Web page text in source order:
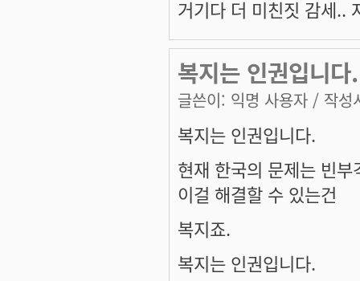
거기다 더 미친짓 감세..
복지는 인권입니
글쓴이: 익명 사용자 / 작성
복지는 인권입니다.
현재 한국의 문제는 빈
이걸 해결할 수 있는건
복지죠.
복지는 인권입니다.